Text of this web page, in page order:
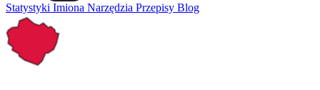
Statystyki Imiona Narzędzia Przepisy Blog